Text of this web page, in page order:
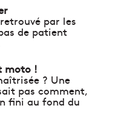
par les
de patient
moto !
? Une
pas comment,
fini au fond du